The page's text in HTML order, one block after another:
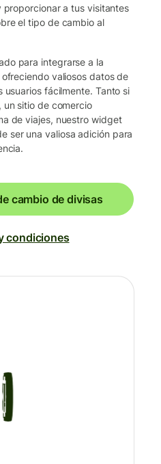
a tus visitantes
el tipo de cambio al
para integrarse a la
valiosos datos de
fácilmente. Tanto si
sitio de comercio
de viajes, nuestro widget
ser una valiosa adición para
cambio de divisas
condiciones